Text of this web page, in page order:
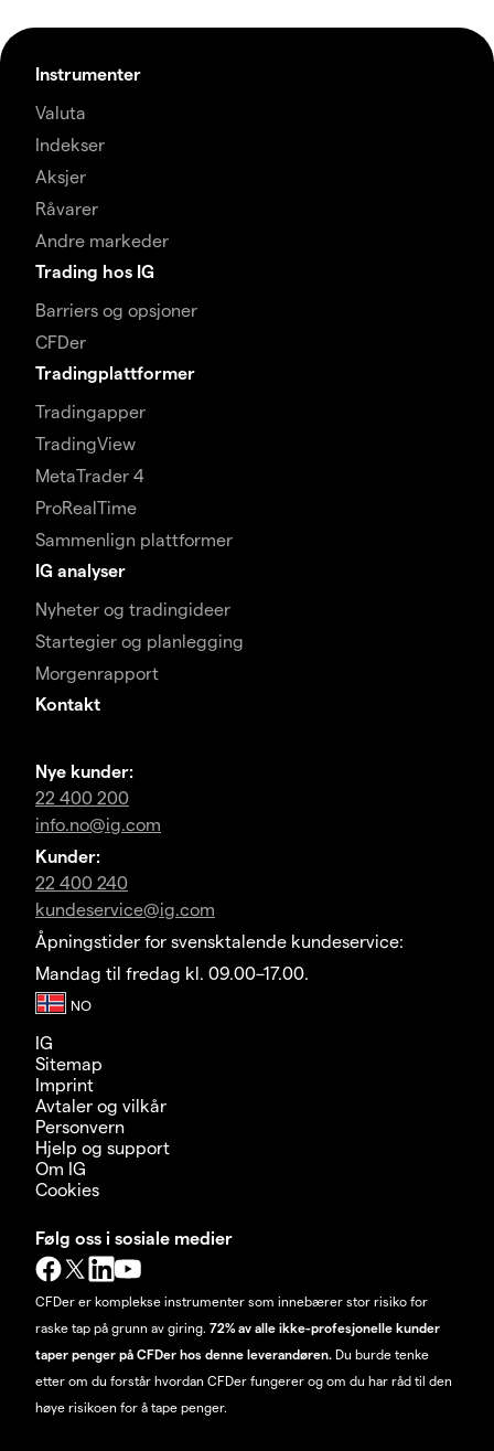
Instrumenter
Valuta
Indekser
Aksjer
Råvarer
Andre markeder
Trading hos IG
Barriers og opsjoner
CFDer
Tradingplattformer
Tradingapper
TradingView
MetaTrader 4
ProRealTime
Sammenlign plattformer
IG analyser
Nyheter og tradingideer
Startegier og planlegging
Morgenrapport
Kontakt
Nye kunder:
22 400 200
info.no@ig.com
Kunder:
22 400 240
kundeservice@ig.com
Åpningstider for svensktalende kundeservice:
Mandag til fredag kl. 09.00–17.00.
IG
Sitemap
Imprint
Avtaler og vilkår
Personvern
Hjelp og support
Om IG
Cookies
Følg oss i sosiale medier
CFDer er komplekse instrumenter som innebærer stor risiko for
raske tap på grunn av giring. 72% av alle ikke-profesjonelle kunder
taper penger på CFDer hos denne leverandøren. Du burde tenke
etter om du forstår hvordan CFDer fungerer og om du har råd til den
høye risikoen for å tape penger.